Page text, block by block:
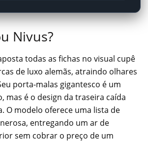
Nivus?
todas as fichas no visual cupê
de luxo alemãs, atraindo olhares
porta-malas gigantesco é um
mas é o design da traseira caída
O modelo oferece uma lista de
entregando um ar de
sem cobrar o preço de um